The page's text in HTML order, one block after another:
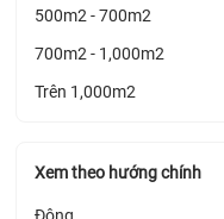
500m2 - 700m2
700m2 - 1,000m2
Trên 1,000m2
Xem theo hướng chính